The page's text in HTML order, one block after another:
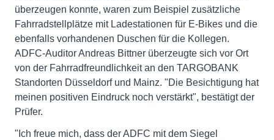
überzeugen konnte, waren zum Beispiel zusätzliche
Fahrradstellplätze mit Ladestationen für E-Bikes und die
ebenfalls vorhandenen Duschen für die Kollegen.
ADFC-Auditor Andreas Bittner überzeugte sich vor Ort
von der Fahrradfreundlichkeit an den TARGOBANK
Standorten Düsseldorf und Mainz. "Die Besichtigung hat
meinen positiven Eindruck noch verstärkt", bestätigt der
Prüfer.
"Ich freue mich, dass der ADFC mit dem Siegel